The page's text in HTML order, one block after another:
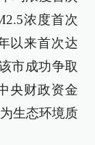
浓度首次
以来首次达
市成功争取
央财政资金
生态环境质